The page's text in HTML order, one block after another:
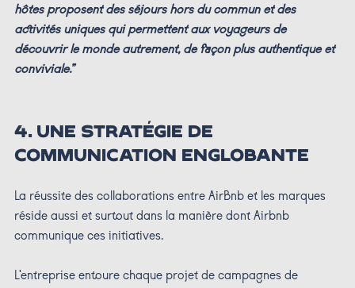
hôtes proposent des séjours hors du commun et des
activités uniques qui permettent aux voyageurs de
découvrir le monde autrement, de façon plus authentique et
conviviale.”
4. UNE STRATÉGIE DE
COMMUNICATION ENGLOBANTE
La réussite des collaborations entre AirBnb et les marques
réside aussi et surtout dans la manière dont Airbnb
communique ces initiatives.
L'entreprise entoure chaque projet de campagnes de